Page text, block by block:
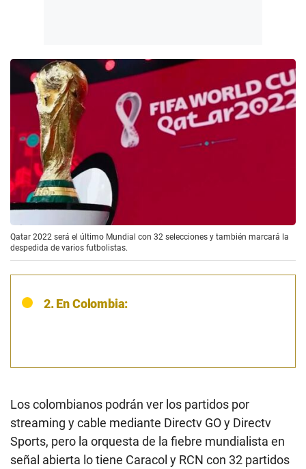
Qatar 2022 será el último Mundial con 32 selecciones y también marcará la
despedida de varios futbolistas.
2. En Colombia:
Los colombianos podrán ver los partidos por
streaming y cable mediante Directv GO y Directv
Sports, pero la orquesta de la fiebre mundialista en
señal abierta lo tiene Caracol y RCN con 32 partidos